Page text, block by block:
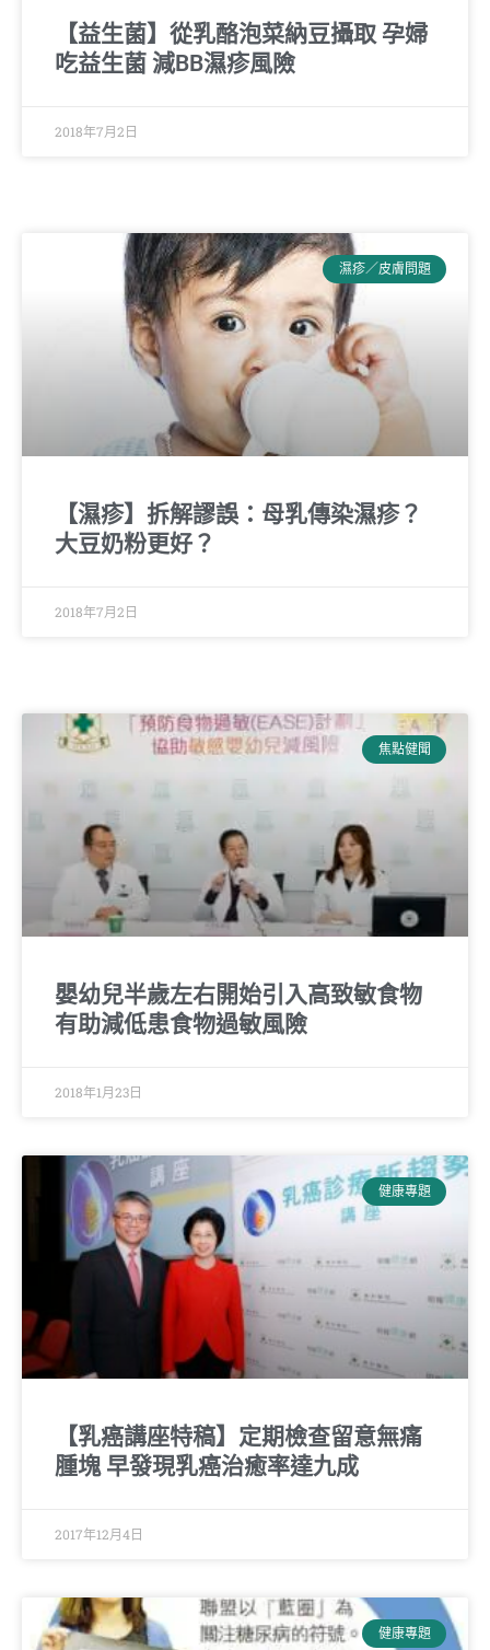
【益生菌】從乳酪泡菜納豆攝取 孕婦
吃益生菌 減BB濕疹風險
2018年7月2日
濕疹／皮膚問題
【濕疹】拆解謬誤：母乳傳染濕疹？
大豆奶粉更好？
2018年7月2日
焦點健聞
嬰幼兒半歲左右開始引入高致敏食物
有助減低患食物過敏風險
2018年1月23日
健康專題
【乳癌講座特稿】定期檢查留意無痛
腫塊 早發現乳癌治癒率達九成
2017年12月4日
健康專題